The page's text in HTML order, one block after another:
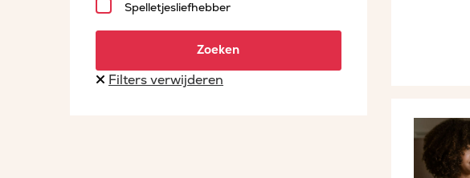
Spelletjesliefhebber
Zoeken
Filters verwijderen